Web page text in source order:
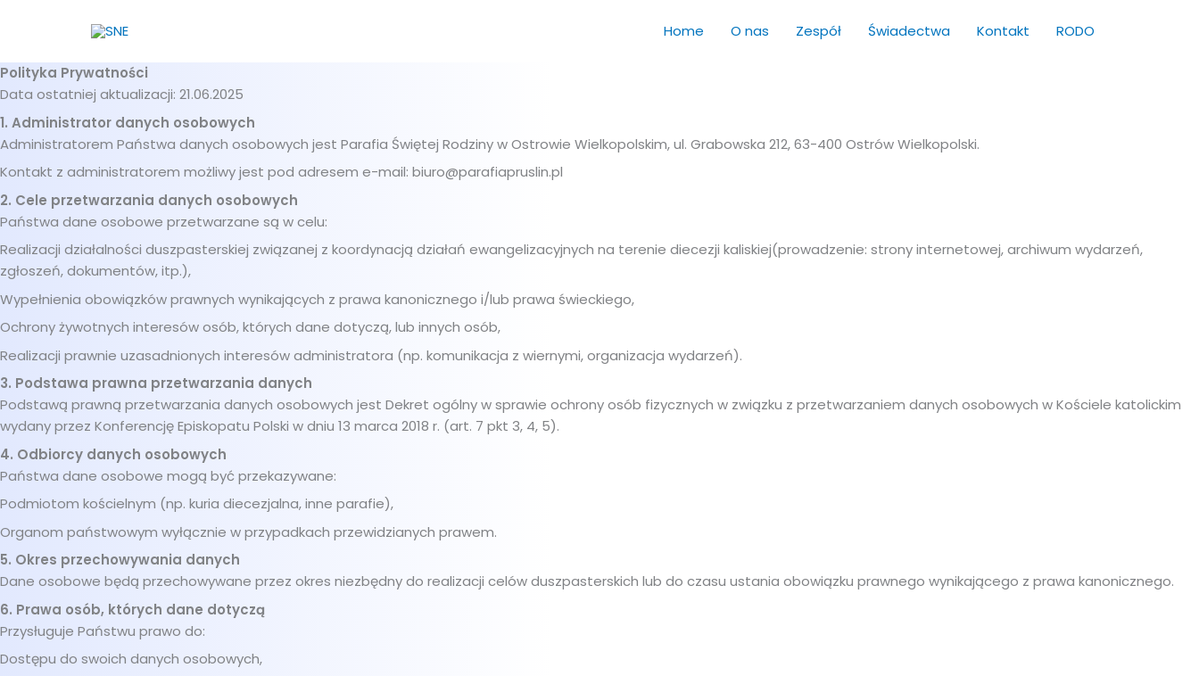
Home O nas Zespół Świadectwa Kontakt RODO
Polityka Prywatności
Data ostatniej aktualizacji: 21.06.2025
1. Administrator danych osobowych
Administratorem Państwa danych osobowych jest Parafia Świętej Rodziny w Ostrowie Wielkopolskim, ul. Grabowska 212, 63-400 Ostrów Wielkopolski.
Kontakt z administratorem możliwy jest pod adresem e-mail: biuro@parafiapruslin.pl
2. Cele przetwarzania danych osobowych
Państwa dane osobowe przetwarzane są w celu:
Realizacji działalności duszpasterskiej związanej z koordynacją działań ewangelizacyjnych na terenie diecezji kaliskiej(prowadzenie: strony internetowej, archiwum wydarzeń,
zgłoszeń, dokumentów, itp.),
Wypełnienia obowiązków prawnych wynikających z prawa kanonicznego i/lub prawa świeckiego,
Ochrony żywotnych interesów osób, których dane dotyczą, lub innych osób,
Realizacji prawnie uzasadnionych interesów administratora (np. komunikacja z wiernymi, organizacja wydarzeń).
3. Podstawa prawna przetwarzania danych
Podstawą prawną przetwarzania danych osobowych jest Dekret ogólny w sprawie ochrony osób fizycznych w związku z przetwarzaniem danych osobowych w Kościele katolickim
wydany przez Konferencję Episkopatu Polski w dniu 13 marca 2018 r. (art. 7 pkt 3, 4, 5).
4. Odbiorcy danych osobowych
Państwa dane osobowe mogą być przekazywane:
Podmiotom kościelnym (np. kuria diecezjalna, inne parafie),
Organom państwowym wyłącznie w przypadkach przewidzianych prawem.
5. Okres przechowywania danych
Dane osobowe będą przechowywane przez okres niezbędny do realizacji celów duszpasterskich lub do czasu ustania obowiązku prawnego wynikającego z prawa kanonicznego.
6. Prawa osób, których dane dotyczą
Przysługuje Państwu prawo do:
Dostępu do swoich danych osobowych,